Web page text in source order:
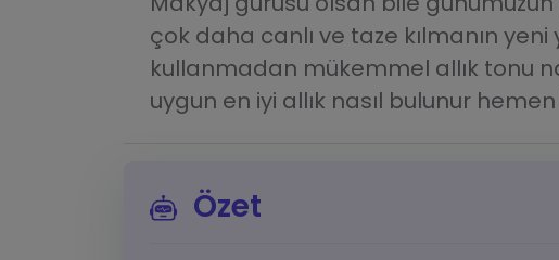
çok daha canlı ve taze kılmanın yeni
kullanmadan mükemmel allık tonu
uygun en iyi allık nasıl bulunur
Özet